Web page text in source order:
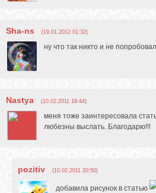
Sha-ns (19.01.2012 01:32)
ну что так никто и не
Nastya (10.02.2011 18:44)
меня тоже заинтересовала
любезны выслать. Благодарю!!!
pozitiv (10.02.2011 20:50)
добавила рисунок в статью